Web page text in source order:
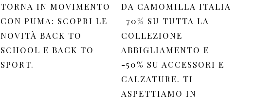
TORNA IN MOVIMENTO
CON PUMA: SCOPRI LE
NOVITÀ BACK TO
SCHOOL E BACK TO
SPORT.
DA CAMOMILLA ITALIA
-70% SU TUTTA LA
COLLEZIONE
ABBIGLIAMENTO E
-50% SU ACCESSORI E
CALZATURE. TI
ASPETTIAMO IN